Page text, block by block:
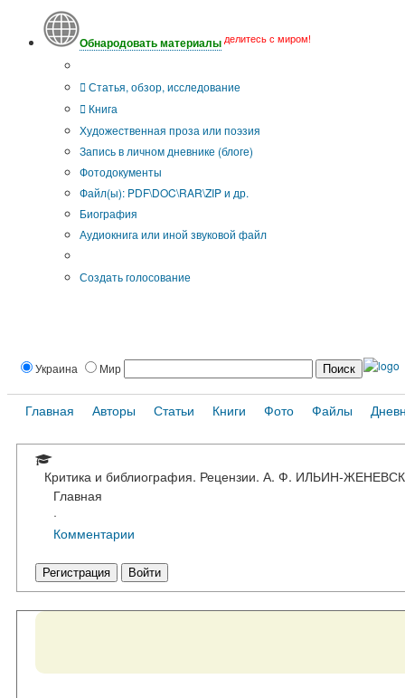
Обнародовать материалы делитесь с миром!
Статья, обзор, исследование
Книга
Художественная проза или поэзия
Запись в личном дневнике (блоге)
Фотодокументы
Файл(ы): PDF\DOC\RAR\ZIP и др.
Биография
Аудиокнига или иной звуковой файл
Создать голосование
Украина Мир
Главная Авторы Статьи Книги Фото Файлы
Критика и библиография. Рецензии. А. Ф. ИЛЬИН-
Главная
·
Комментарии
Регистрация Войти